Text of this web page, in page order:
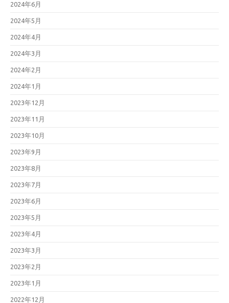
2024年6月
2024年5月
2024年4月
2024年3月
2024年2月
2024年1月
2023年12月
2023年11月
2023年10月
2023年9月
2023年8月
2023年7月
2023年6月
2023年5月
2023年4月
2023年3月
2023年2月
2023年1月
2022年12月